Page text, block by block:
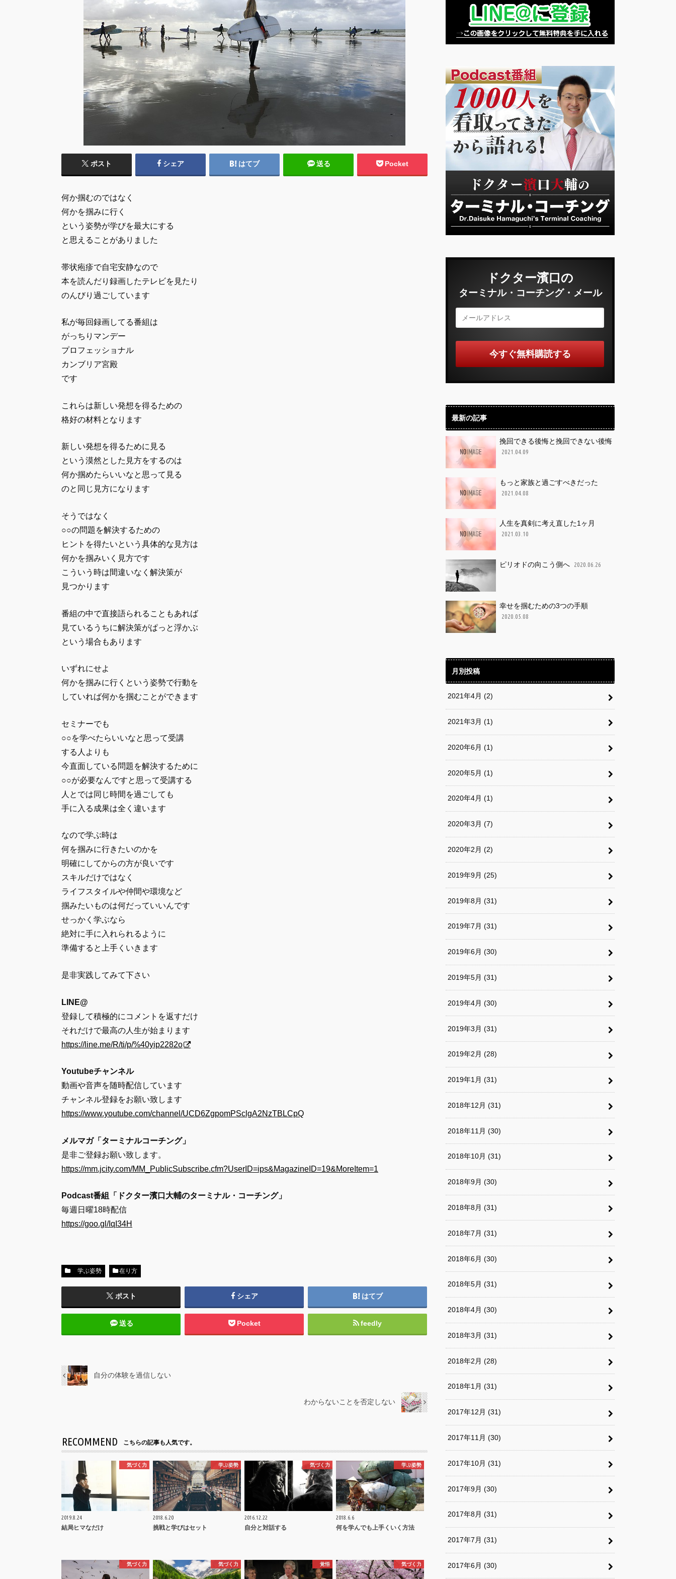
ポスト シェア はてブ 送る Pocket
何か掴むのではなく
何かを掴みに行く
という姿勢が学びを最大にする
と思えることがありました
帯状疱疹で自宅安静なので
本を読んだり録画したテレビを見たり
のんびり過ごしています
私が毎回録画してる番組は
がっちりマンデー
プロフェッショナル
カンブリア宮殿
です
これらは新しい発想を得るための
格好の材料となります
新しい発想を得るために見る
という漠然とした見方をするのは
何か掴めたらいいなと思って見る
のと同じ見方になります
そうではなく
○○の問題を解決するための
ヒントを得たいという具体的な見方は
何かを掴みいく見方です
こういう時は間違いなく解決策が
見つかります
番組の中で直接語られることもあれば
見ているうちに解決策がぱっと浮かぶ
という場合もあります
いずれにせよ
何かを掴みに行くという姿勢で行動を
していれば何かを掴むことができます
セミナーでも
○○を学べたらいいなと思って受講
する人よりも
今直面している問題を解決するために
○○が必要なんですと思って受講する
人とでは同じ時間を過ごしても
手に入る成果は全く違います
なので学ぶ時は
何を掴みに行きたいのかを
明確にしてからの方が良いです
スキルだけではなく
ライフスタイルや仲間や環境など
掴みたいものは何だっていいんです
せっかく学ぶなら
絶対に手に入れられるように
準備すると上手くいきます
是非実践してみて下さい
LINE@
登録して積極的にコメントを返すだけ
それだけで最高の人生が始まります
https://line.me/R/ti/p/%40yip2282o
Youtubeチャンネル
動画や音声を随時配信しています
チャンネル登録をお願い致します
https://www.youtube.com/channel/UCD6ZgpomPSclgA2NzTBLCpQ
メルマガ「ターミナルコーチング」
是非ご登録お願い致します。
https://mm.jcity.com/MM_PublicSubscribe.cfm?UserID=ips&MagazineID=19&MoreItem=1
Podcast番組「ドクター濱口大輔のターミナル・コーチング」
毎週日曜18時配信
https://goo.gl/IqI34H
学ぶ姿勢 在り方
ポスト シェア はてブ
送る Pocket feedly
自分の体験を過信しない
わからないことを否定しない
RECOMMEND こちらの記事も人気です。
気づく力
2019.8.24
結局ヒマなだけ
学ぶ姿勢
2018.6.20
挑戦と学びはセット
気づく力
2016.12.22
自分と対話する
学ぶ姿勢
2018.6.6
何を学んでも上手くいく方法
気づく力 気づく力 覚悟 気づく力
ドクター濱口の
ターミナル・コーチング・メール
最新の記事
挽回できる後悔と挽回できない後悔
2021.04.09
もっと家族と過ごすべきだった
2021.04.08
人生を真剣に考え直した1ヶ月
2021.03.10
ピリオドの向こう側へ 2020.06.26
幸せを掴むための3つの手順
2020.05.08
月別投稿
2021年4月 (2)
2021年3月 (1)
2020年6月 (1)
2020年5月 (1)
2020年4月 (1)
2020年3月 (7)
2020年2月 (2)
2019年9月 (25)
2019年8月 (31)
2019年7月 (31)
2019年6月 (30)
2019年5月 (31)
2019年4月 (30)
2019年3月 (31)
2019年2月 (28)
2019年1月 (31)
2018年12月 (31)
2018年11月 (30)
2018年10月 (31)
2018年9月 (30)
2018年8月 (31)
2018年7月 (31)
2018年6月 (30)
2018年5月 (31)
2018年4月 (30)
2018年3月 (31)
2018年2月 (28)
2018年1月 (31)
2017年12月 (31)
2017年11月 (30)
2017年10月 (31)
2017年9月 (30)
2017年8月 (31)
2017年7月 (31)
2017年6月 (30)